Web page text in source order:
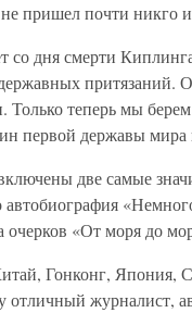
пришел почти никго
со дня смерти
теперь мы берем
первой державы
две самые
«От моря до
Гонконг, Япония,
отличный журналист,